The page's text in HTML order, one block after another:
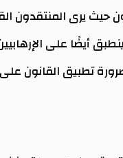
يرى المنتقدون
أيضًا على
تطبيق القانون